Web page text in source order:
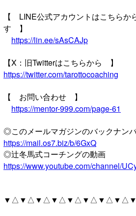
【 LINE公式アカウントはこちらか
す 】
https://lin.ee/sAsCAJp
【X：旧Twitterはこちらから 】
https://twitter.com/tarottocoaching
【 お問い合わせ 】
https://mentor-999.com/page-61
◎このメールマガジンのバックナン
https://mail.os7.biz/b/6GxQ
◎辻冬馬式コーチングの動画
https://www.youtube.com/channel/